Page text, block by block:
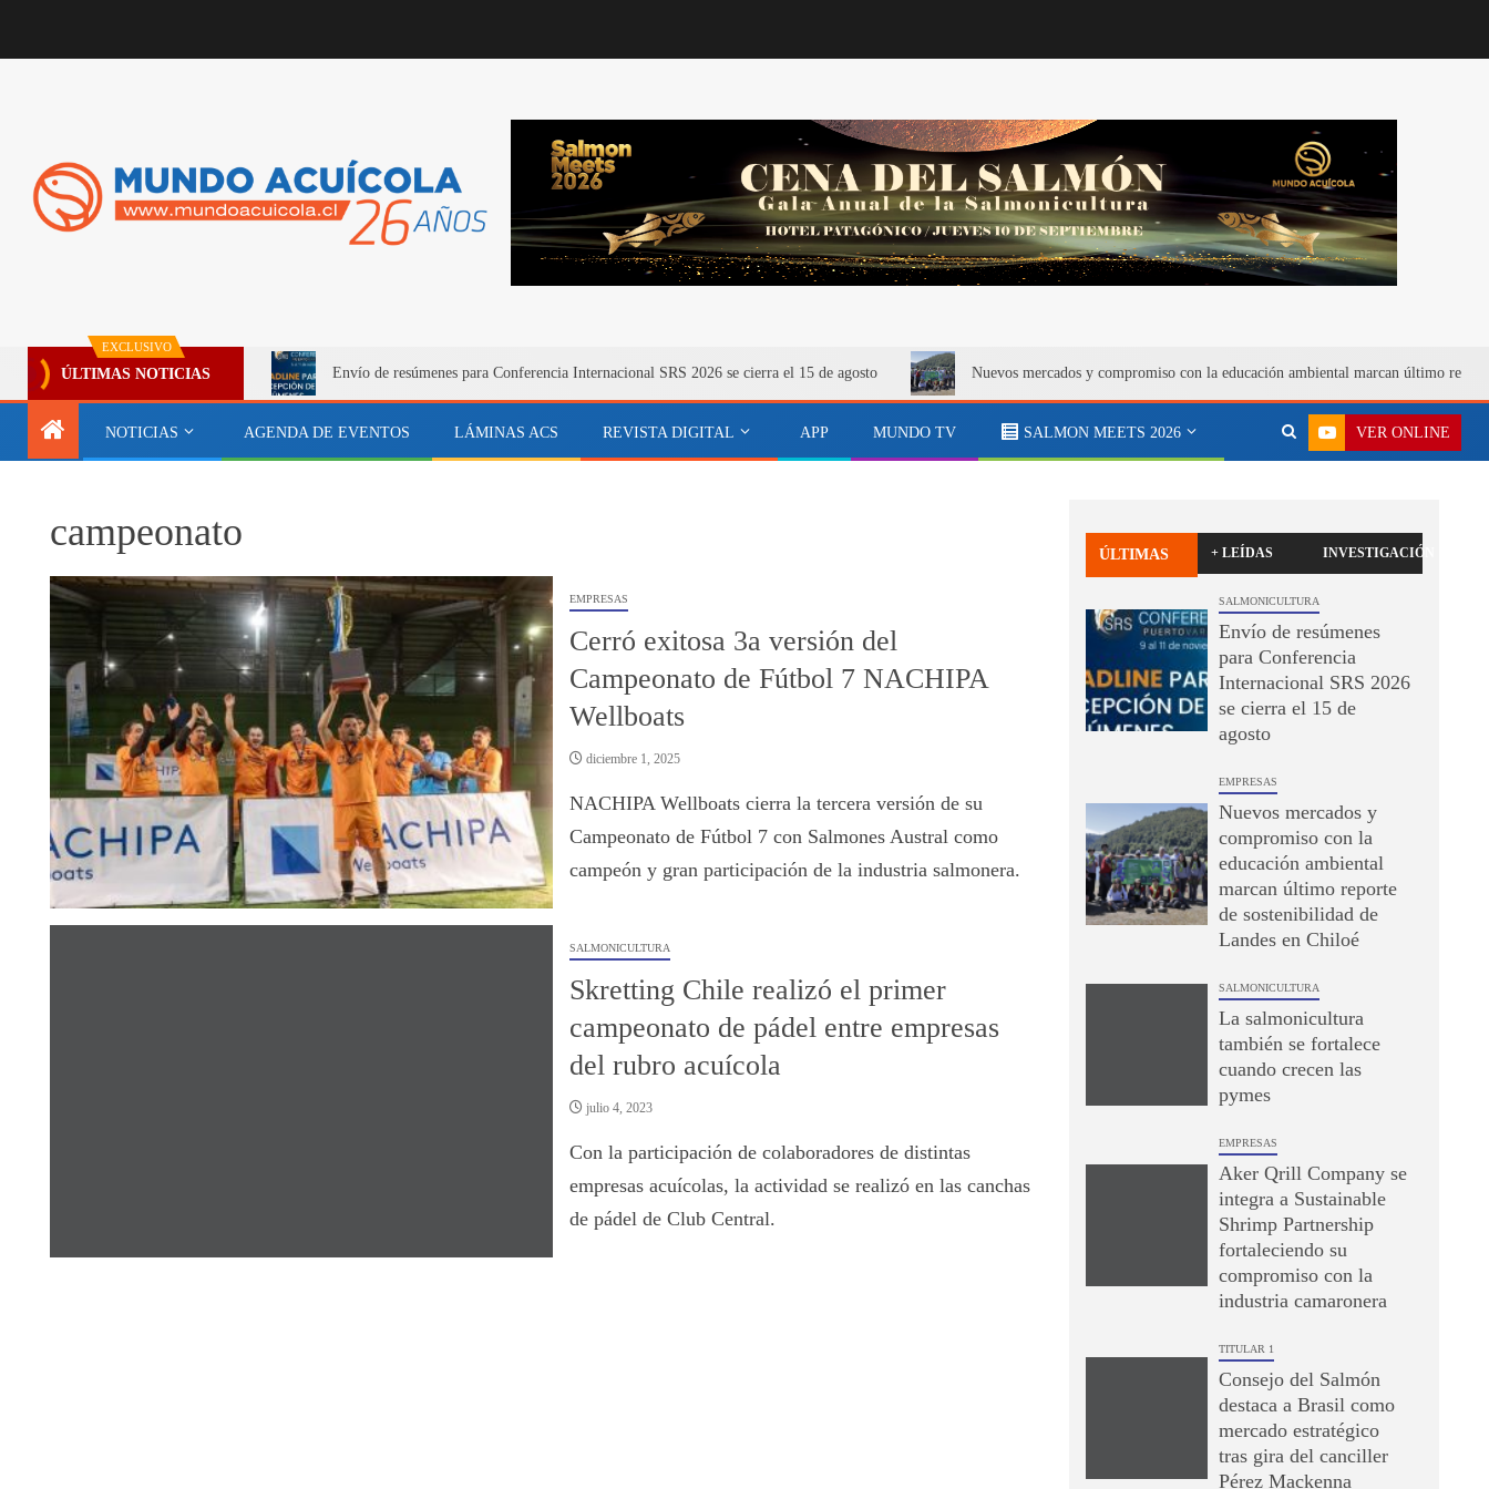
EXCLUSIVO
ÚLTIMAS NOTICIAS Envío de resúmenes para Conferencia Internacional SRS 2026 se cierra el 15 de agosto Nuevos mercados y compromiso con la educación ambiental marcan último
NOTICIAS AGENDA DE EVENTOS LÁMINAS ACS REVISTA DIGITAL APP MUNDO TV SALMON MEETS 2026 VER ONLINE
campeonato
EMPRESAS
Cerró exitosa 3a versión del
Campeonato de Fútbol 7 NACHIPA
Wellboats
diciembre 1, 2025
NACHIPA Wellboats cierra la tercera versión de su
Campeonato de Fútbol 7 con Salmones Austral como
campeón y gran participación de la industria salmonera.
SALMONICULTURA
Skretting Chile realizó el primer
campeonato de pádel entre empresas
del rubro acuícola
julio 4, 2023
Con la participación de colaboradores de distintas
empresas acuícolas, la actividad se realizó en las canchas
de pádel de Club Central.
ÚLTIMAS + LEÍDAS INVESTIGACIÓN
SALMONICULTURA
Envío de resúmenes
para Conferencia
Internacional SRS 2026
se cierra el 15 de
agosto
EMPRESAS
Nuevos mercados y
compromiso con la
educación ambiental
marcan último reporte
de sostenibilidad de
Landes en Chiloé
SALMONICULTURA
La salmonicultura
también se fortalece
cuando crecen las
pymes
EMPRESAS
Aker Qrill Company se
integra a Sustainable
Shrimp Partnership
fortaleciendo su
compromiso con la
industria camaronera
TITULAR 1
Consejo del Salmón
destaca a Brasil como
mercado estratégico
tras gira del canciller
Pérez Mackenna